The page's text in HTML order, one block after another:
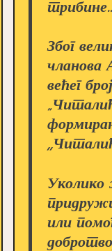
Због
чланова
већег
Уколико
или